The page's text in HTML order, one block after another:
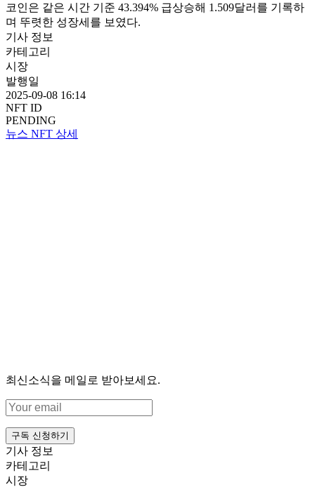
코인은 같은 시간 기준 43.394% 급상승해 1.509달러를 기록하
며 뚜렷한 성장세를 보였다.
기사 정보
카테고리
시장
발행일
2025-09-08 16:14
NFT ID
PENDING
뉴스 NFT 상세
최신소식을 메일로 받아보세요.
구독 신청하기
기사 정보
카테고리
시장